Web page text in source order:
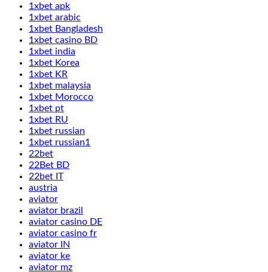
1xbet apk
1xbet arabic
1xbet Bangladesh
1xbet casino BD
1xbet india
1xbet Korea
1xbet KR
1xbet malaysia
1xbet Morocco
1xbet pt
1xbet RU
1xbet russian
1xbet russian1
22bet
22Bet BD
22bet IT
austria
aviator
aviator brazil
aviator casino DE
aviator casino fr
aviator IN
aviator ke
aviator mz